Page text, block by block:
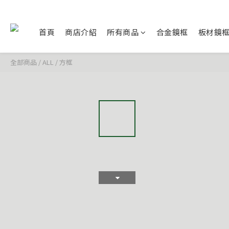
首頁 商店介紹 所有商品 合金鏡框 板材鏡
全部商品 /ALL / 方框